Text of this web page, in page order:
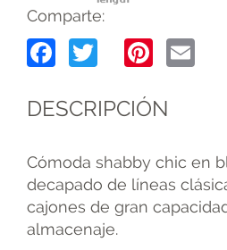
Comparte:
Facebook
Twitter
DESCRIPCIÓN
Cómoda shabby chic en
decapado de líneas
cajones de gran
almacenaje.